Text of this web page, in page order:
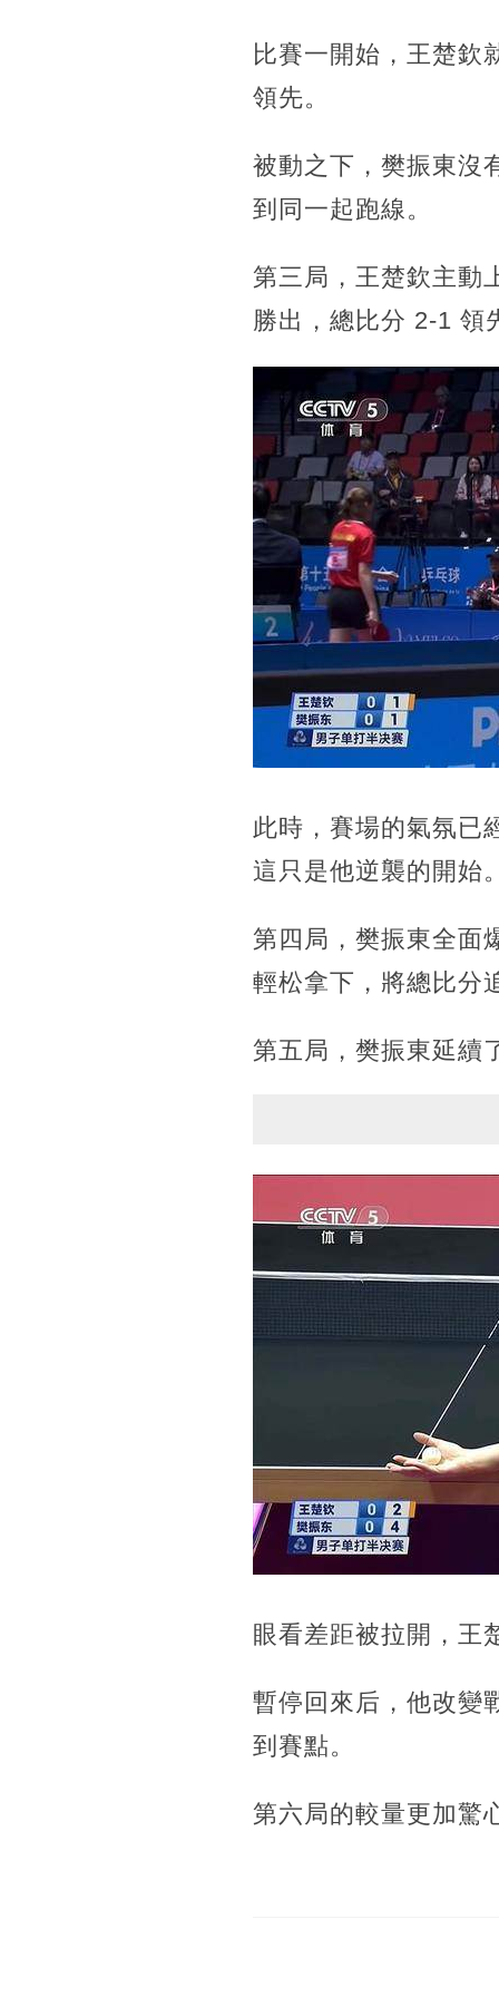
比賽一開始，王楚欽
領先。
被動之下，樊振東沒
到同一起跑線。
第三局，王楚欽主動
勝出，總比分 2-1 領
此時，賽場的氣氛已
這只是他逆襲的開始
第四局，樊振東全面
輕松拿下，將總比分
第五局，樊振東延續
眼看差距被拉開，王
暫停回來后，他改變
到賽點。
第六局的較量更加驚